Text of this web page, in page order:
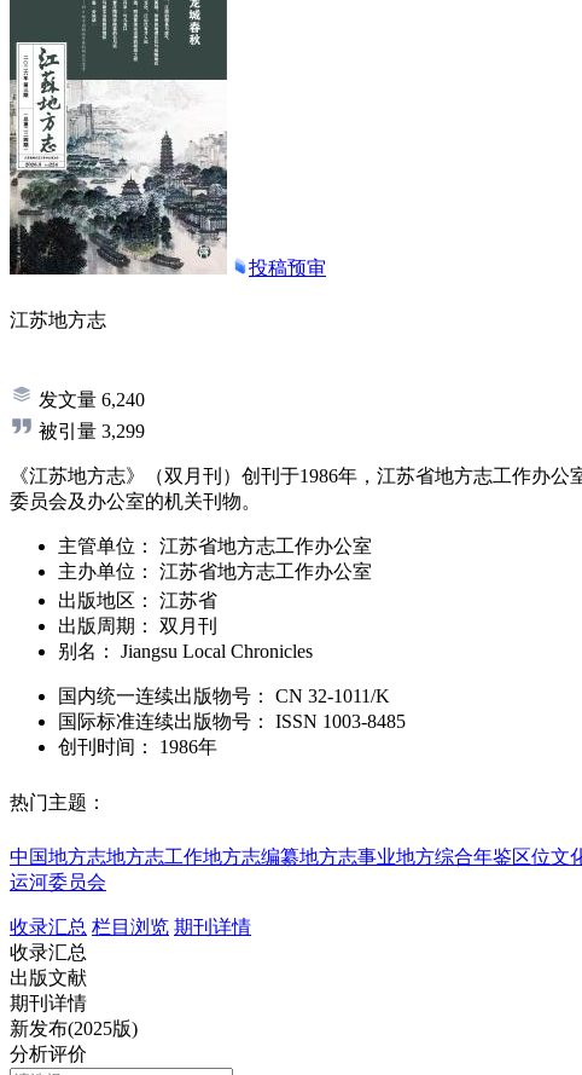
投稿预审
江苏地方志
发文量 6,240
被引量 3,299
《江苏地方志》（双月刊）创刊于1986年，江苏省地方志工作办
委员会及办公室的机关刊物。
主管单位：
江苏省地方志工作办公室
主办单位：
江苏省地方志工作办公室
出版地区：
江苏省
出版周期：
双月刊
别名：
Jiangsu Local Chronicles
国内统一连续出版物号： CN 32-1011/K
国际标准连续出版物号 ： ISSN 1003-8485
创刊时间：
1986年
热门主题：
中国地方志地方志工作地方志编纂地方志事业地方综合年鉴区位文
运河委员会
收录汇总 栏目浏览 期刊详情
收录汇总
出版文献
期刊详情
新发布(2025版)
分析评价